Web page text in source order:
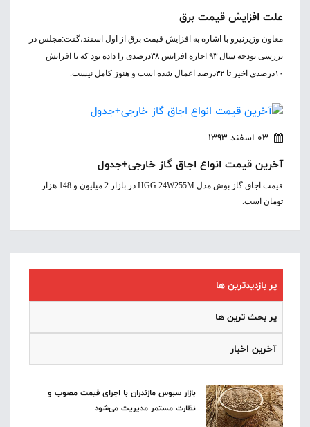
علت افزایش قیمت برق
معاون وزیرنیرو با اشاره به افزایش قیمت برق از اول اسفند،گفت:مجلس در
بررسی بودجه سال ۹۳ اجازه افزایش ۳۸درصدی را داده بود که با افزایش
۱۰درصدی اخیر تا ۳۲درصد اعمال شده است و هنوز کامل نیست.
03 اسفند 1393
آخرین قیمت انواع اجاق گاز خارجی+جدول
قیمت اجاق گاز بوش مدل HGG 24W255M در بازار 2 میلیون و 148 هزار
تومان است.
پر بازدیدترین ها
پر بحث ترین ها
آخرین اخبار
بازار سبوس مازندران با اجرای قیمت مصوب و
نظارت مستمر مدیریت می‌شود